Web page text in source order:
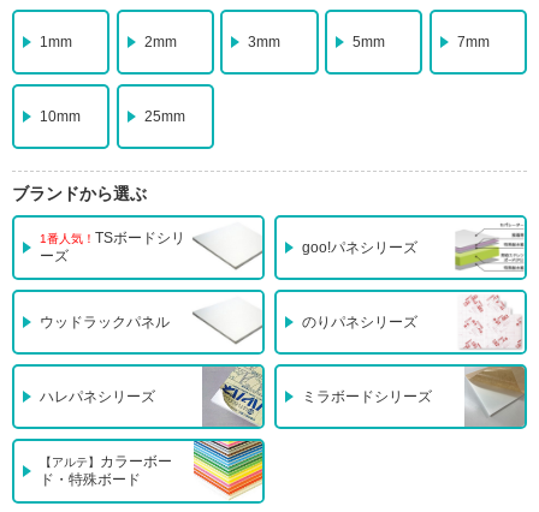
1mm 2mm 3mm 5mm 7mm
10mm 25mm
ブランドから選ぶ
1番人気！ TSボードシリ
ーズ
goo!パネシリーズ
ウッドラックパネル のりパネシリーズ
ハレパネシリーズ ミラボードシリーズ
【アルテ】 カラーボー
ド・特殊ボード